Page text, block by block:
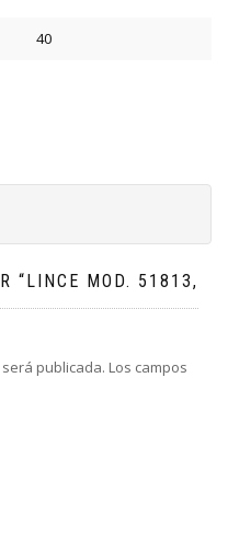
40
“LINCE MOD. 51813,
publicada. Los campos